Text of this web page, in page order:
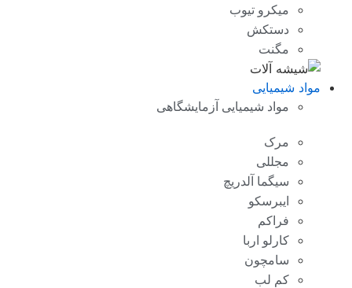
میکرو تیوب
دستکش
مگنت
مواد شیمیایی
مواد شیمیایی آزمایشگاهی
مرک
مجللی
سیگما آلدریچ
ایبرسکو
فراکم
کارلو اربا
سامچون
کم لب